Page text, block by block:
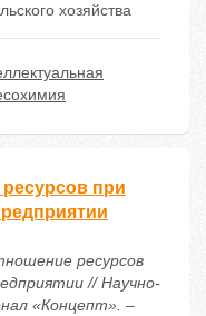
хозяйства
при
ресурсов
// Научно-
«Концепт». –